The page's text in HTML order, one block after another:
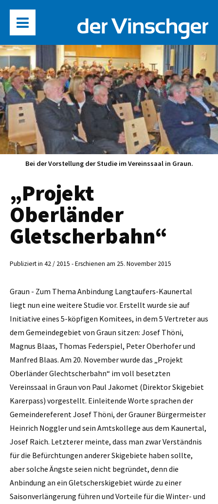
Bei der Vorstellung der Studie im Vereinssaal in Graun.
„Projekt
Oberländer
Gletscherbahn“
Publiziert in 42 / 2015 - Erschienen am 25. November 2015
Graun - Zum Thema Anbindung Langtaufers-Kaunertal
liegt nun eine weitere Studie vor. Erstellt wurde sie auf
Initiative eines 5-köpfigen Komitees, in dem 5 Vertreter aus
dem Gemeindegebiet von Graun sitzen: Josef Thöni,
Magnus Blaas, Thomas Federspiel, Peter Oberhofer und
Manfred Blaas. Am 20. November wurde das „Projekt
Oberländer Glechtscherbahn“ im voll besetzten
Vereinssaal in Graun von Paul Jakomet (Direktor Skigebiet
Karerpass) vorgestellt. Einleitende Worte sprachen der
Gemeindereferent Josef Thöni, der Grauner Bürgermeister
Heinrich Noggler und sein Amtskollege aus dem Kaunertal,
Josef Raich. Letzterer meinte, dass man zwar Verständnis
für die Befürchtungen anderer Skigebiete haben sollte,
aber solche Ängste seien nicht begründet, denn die
Anbindung an ein Gletscherskigebiet würde zu einer
Saisonverlängerung führen und Vorteile für die Winter- und